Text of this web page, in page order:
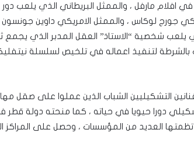
افلام مارفل ، والممثل البريطاني الذي يلعب دور
جورج لوكاس ، والممثل الامريكي داوين
يلعب شخصية “الاستاذ” العقل المدبر الذي يجمع
بالشرطة لتنفيذ اعماله في تلخيص لسلسلة
التشكيليين الشباب الذين عملوا على صقل
دورا حيويا في حياته ، كما منحته دولة قطر
تظمتها العديد من المؤسسات ، وحصل على المراكز